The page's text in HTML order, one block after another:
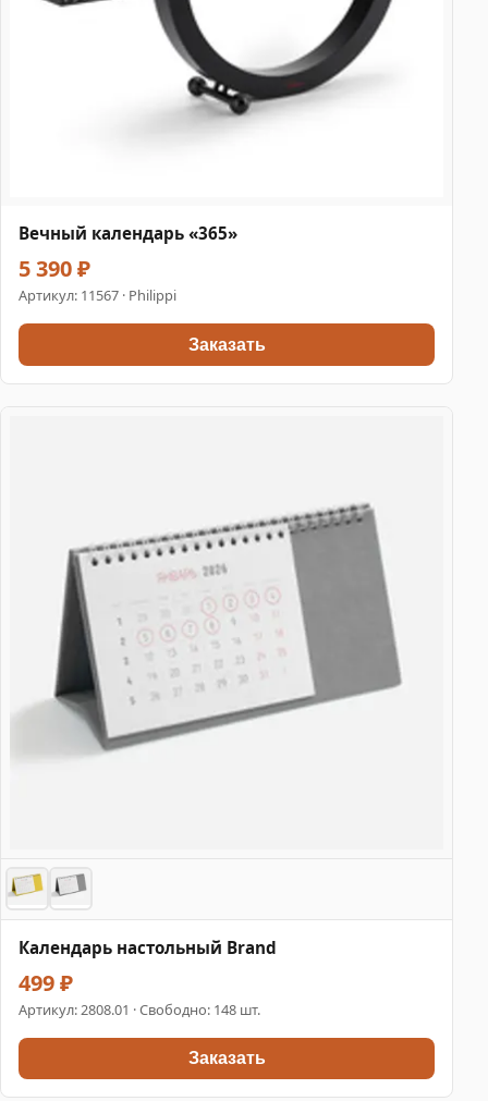
Вечный календарь «365»
5 390 ₽
Артикул: 11567 · Philippi
Заказать
Календарь настольный Brand
499 ₽
Артикул: 2808.01 · Свободно: 148 шт.
Заказать